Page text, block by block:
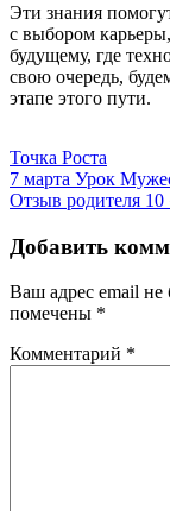
Эти знания
с выбором
будущему, где
свою очередь,
этапе этого пути.
Точка Роста
Навигация
по
записям
7 марта Урок
Отзыв родителя 10
Добавить
Ваш адрес email не
помечены *
Комментарий *